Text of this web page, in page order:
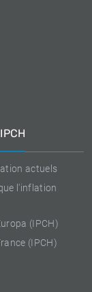
actuels
l'inflation
(IPCH)
(IPCH)